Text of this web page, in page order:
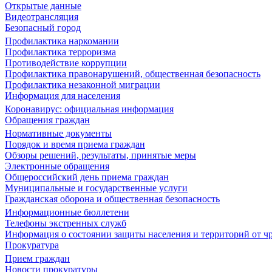
Открытые данные
Видеотрансляция
Безопасный город
Профилактика наркомании
Профилактика терроризма
Противодействие коррупции
Профилактика правонарушений, общественная безопасность
Профилактика незаконной миграции
Информация для населения
Коронавирус: официальная информация
Обращения граждан
Нормативные документы
Порядок и время приема граждан
Обзоры решений, результаты, принятые меры
Электронные обращения
Общероссийский день приема граждан
Муниципальные и государственные услуги
Гражданская оборона и общественная безопасность
Информационные бюллетени
Телефоны экстренных служб
Информация о состоянии защиты населения и территорий от
Прокуратура
Прием граждан
Новости прокуратуры